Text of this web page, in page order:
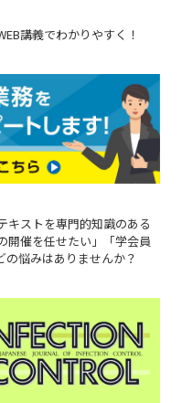
講義でわかりやすく！
キストを専門的知識のある
開催を任せたい」「学会員
悩みはありませんか？